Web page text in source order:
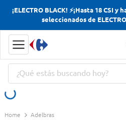
¡ELECTRO BLACK! ⚡¡Hasta 18 CSI
seleccionados de
¿Qué estás buscando hoy?
Adelbras
Términos más
Yerba
Términos más
Yerba
Cerveza
Doves